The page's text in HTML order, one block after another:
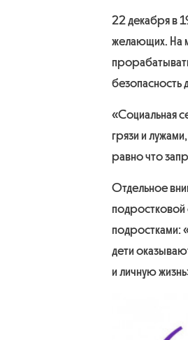
22 декабря в
желающих. На
безопасность
«Социальная
грязи и
равно что
Отдельное
подростковой
подростками:
дети
и личную